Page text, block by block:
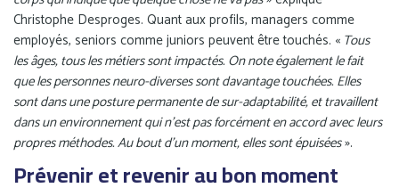
Christophe Desproges. Quant aux profils, managers comme
employés, seniors comme juniors peuvent être touchés. « Tous
les âges, tous les métiers sont impactés. On note également le fait
que les personnes neuro-diverses sont davantage touchées. Elles
sont dans une posture permanente de sur-adaptabilité, et travaillent
dans un environnement qui n’est pas forcément en accord avec leurs
propres méthodes. Au bout d’un moment, elles sont épuisées».
Prévenir et revenir au bon moment